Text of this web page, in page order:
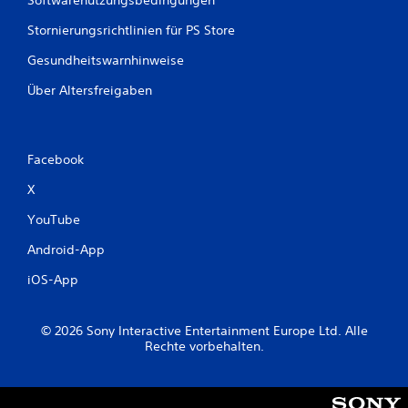
z
m
ü
s
i
r
n
e
i
O
f
l
a
Stornierungsrichtlinien für PS Store
Gesundheitswarnhinweise
Über Altersfreigaben
Facebook
X
YouTube
Android-App
iOS-App
© 2026 Sony Interactive Entertainment Europe Ltd. Alle
Rechte vorbehalten.